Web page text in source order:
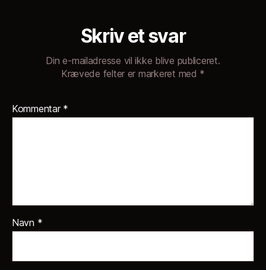
Skriv et svar
Din e-mailadresse vil ikke blive publiceret.
Krævede felter er markeret med *
Kommentar *
Navn *